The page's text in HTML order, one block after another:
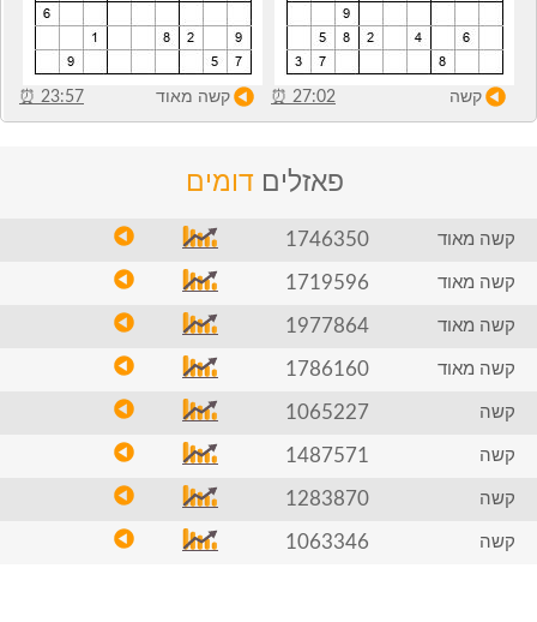
קשה 27:02
⏰ קשה מאוד 23:57
⏰
פאזלים דומים
קשה מאוד 1746350
קשה מאוד 1719596
קשה מאוד 1977864
קשה מאוד 1786160
קשה 1065227
קשה 1487571
קשה 1283870
קשה 1063346